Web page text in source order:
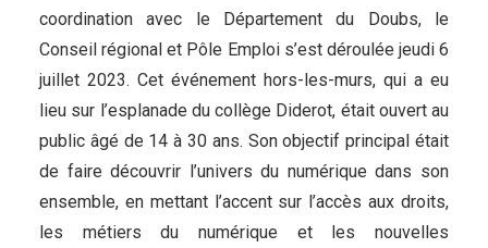
coordination avec le Département du Doubs, le
Conseil régional et Pôle Emploi s’est déroulée jeudi 6
juillet 2023. Cet événement hors-les-murs, qui a eu
lieu sur l’esplanade du collège Diderot, était ouvert au
public âgé de 14 à 30 ans. Son objectif principal était
de faire découvrir l’univers du numérique dans son
ensemble, en mettant l’accent sur l’accès aux droits,
les métiers du numérique et les nouvelles